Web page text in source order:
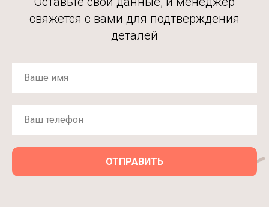
свяжется с вами для подтверждения
деталей
ОТПРАВИТЬ